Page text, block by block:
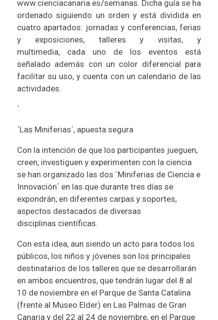
www.cienciacanaria.es/semanas. Dicha guía se ha
ordenado siguiendo un orden y está dividida en
cuatro apartados: jornadas y conferencias, ferias
y exposiciones, talleres y visitas, y
multimedia, cada uno de los eventos está
señalado además con un color diferencial para
facilitar su uso, y cuenta con un calendario de las
actividades.
´
´Las Miniferias´, apuesta segura
Con la intención de que los participantes jueguen,
creen, investiguen y experimenten con la ciencia
se han organizado las dos `Miniferias de Ciencia e
Innovación´ en las que durante tres días se
expondrán, en diferentes carpas y soportes,
aspectos destacados de diversas
disciplinas científicas.
Con esta idea, aun siendo un acto para todos los
públicos, los niños y jóvenes son los principales
destinatarios de los talleres que se desarrollarán
en ambos encuentros, que tendrán lugar del 8 al
10 de noviembre en el Parque de Santa Catalina
(frente al Museo Elder) en Las Palmas de Gran
Canaria y del 22 al 24 de noviembre, en el Parque